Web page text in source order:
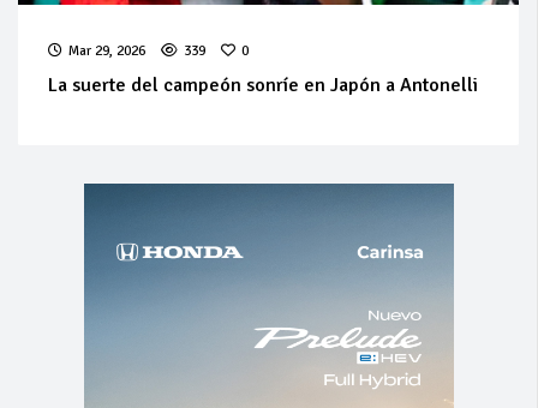
Mar 29, 2026 339 0
La suerte del campeón sonríe en Japón a Antonelli